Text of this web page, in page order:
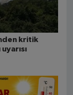
kritik